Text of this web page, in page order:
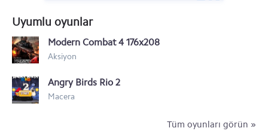
Nokia 220
Nokia Asha 230
Nokia X+
Uyumlu oyunlar
Modern Combat 4 176x208
Aksiyon
Angry Birds Rio 2
Macera
Tüm oyunları görün »